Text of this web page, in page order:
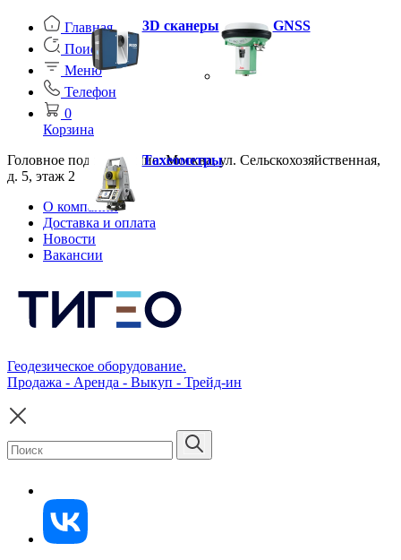
Главная
Поиск
Меню
Телефон
0
Корзина
Головное подразделение: Москва, ул. Сельскохозяйственная,
д. 5, этаж 2
О компании
Доставка и оплата
Новости
Вакансии
Геодезическое оборудование.
Продажа - Аренда - Выкуп - Трейд-ин
3D сканеры GNSS
Тахеометры